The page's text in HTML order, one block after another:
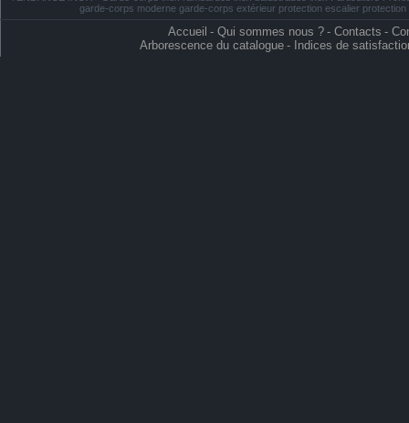
garde-corps moderne garde-corps extérieur protection escalier
Accueil - Qui sommes nous ? - Contacts -
Arborescence du catalogue - Indices de